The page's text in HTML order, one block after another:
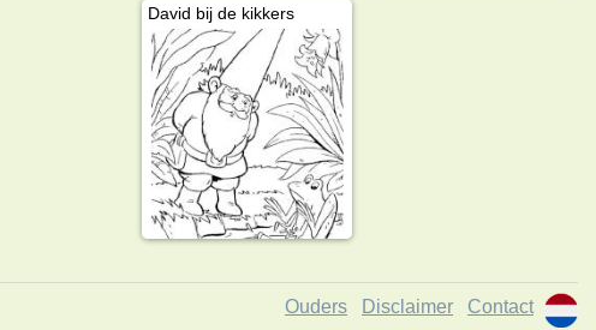
David bij de kikkers
Ouders Disclaimer Contact